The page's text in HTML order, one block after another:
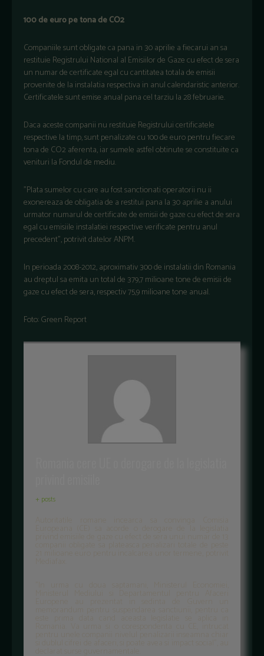
100 de euro pe tona de CO2
Companiile sunt obligate ca pana in 30 aprilie a fiecarui an sa
restituie Registrului National al Emisiilor de Gaze cu efect de sera
un numar de certificate egal cu cantitatea totala de emisii
provenite de la instalatia respectiva in anul calendaristic anterior.
Certificatele sunt emise anual pana cel tarziu la 28 februarie.
Daca aceste companii nu restituie Registrului certificatele
respective la timp, sunt penalizate cu 100 de euro pentru fiecare
tona de CO2 aferenta, iar sumele astfel obtinute se constituite ca
venituri la Fondul de mediu.
"Plata sumelor cu care au fost sanctionati operatorii nu ii
exonereaza de obligatia de a restitui pana la 30 aprilie a anului
urmator numarul de certificate de emisii de gaze cu efect de sera
egal cu emisiile instalatiei respective verificate pentru anul
precedent", potrivit datelor ANPM.
In perioada 2008-2012, aproximativ 300 de instalatii din Romania
au dreptul sa emita un total de 379,7 milioane tone de emisii de
gaze cu efect de sera, respectiv 75,9 milioane tone anual.
Foto: Green Report
+ posts